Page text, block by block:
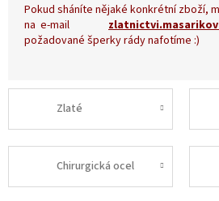
Pokud sháníte nějaké konkrétní zboží,
na e-mail
požadované šperky rády nafotíme :)
Zlaté
Chirurgická ocel